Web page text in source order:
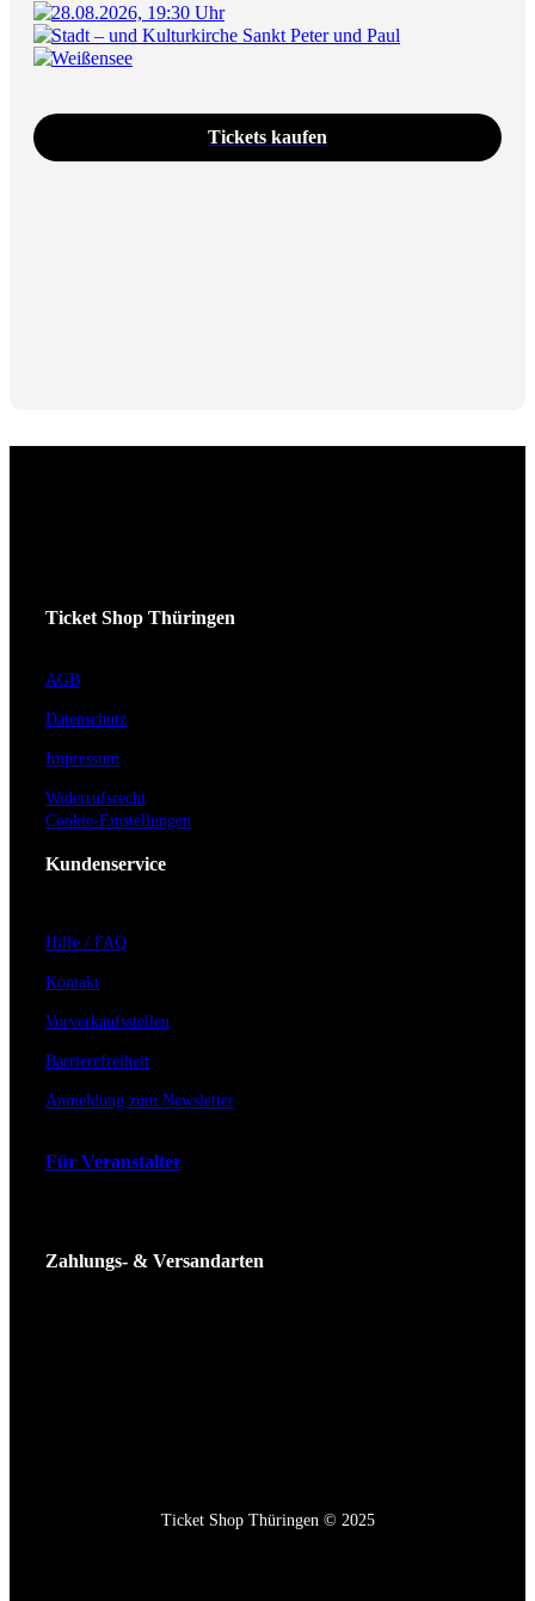
28.08.2026, 19:30 Uhr
Stadt – und Kulturkirche Sankt Peter und Paul
Weißensee
Tickets kaufen
Ticket Shop Thüringen
AGB
Datenschutz
Impressum
Widerrufsrecht
Cookie-Einstellungen
Kundenservice
Hilfe / FAQ
Kontakt
Vorverkaufsstellen
Barrierefreiheit
Anmeldung zum Newsletter
Für Veranstalter
Zahlungs- & Versandarten
Ticket Shop Thüringen © 2025